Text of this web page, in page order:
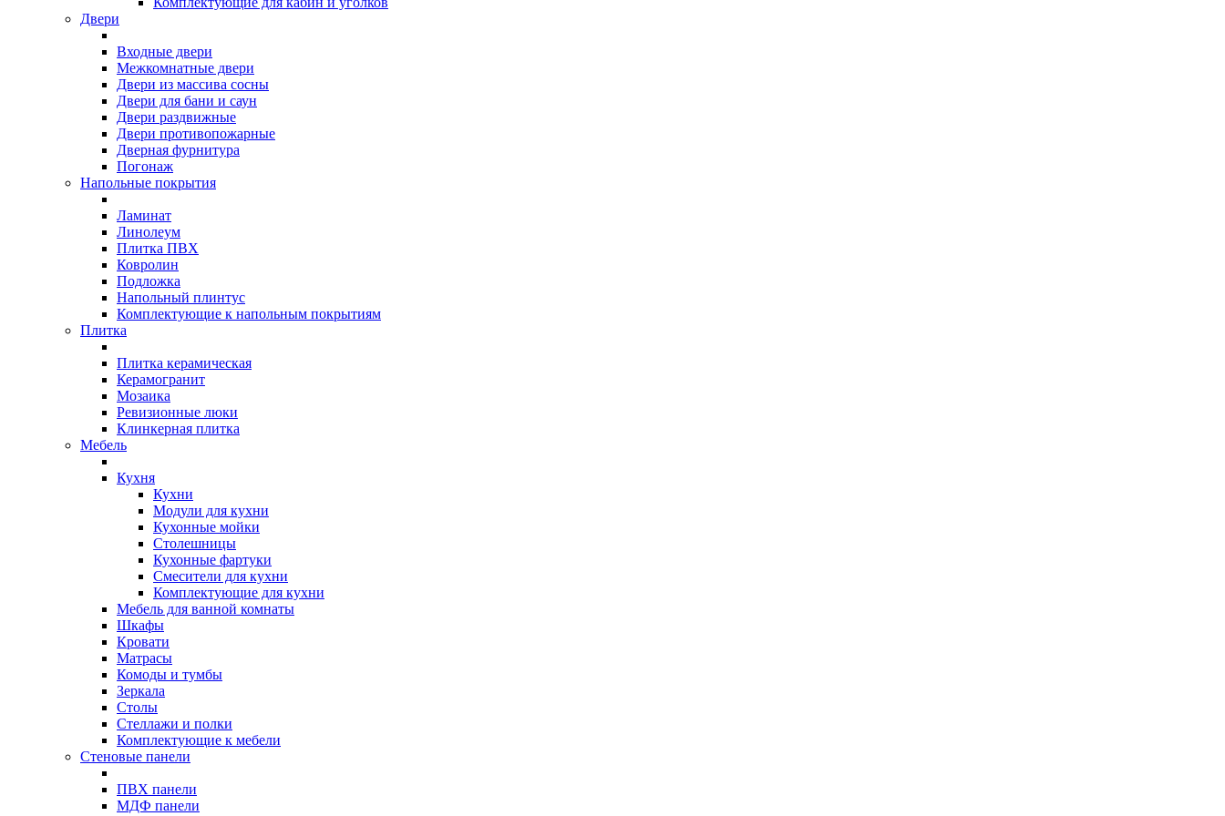
Двери
Входные двери
Межкомнатные двери
Двери из массива сосны
Двери для бани и саун
Двери раздвижные
Двери противопожарные
Дверная фурнитура
Погонаж
Напольные покрытия
Ламинат
Линолеум
Плитка ПВХ
Ковролин
Подложка
Напольный плинтус
Комплектующие к напольным покрытиям
Плитка
Плитка керамическая
Керамогранит
Мозаика
Ревизионные люки
Клинкерная плитка
Мебель
Кухня
Кухни
Модули для кухни
Кухонные мойки
Столешницы
Кухонные фартуки
Смесители для кухни
Комплектующие для кухни
Мебель для ванной комнаты
Шкафы
Кровати
Матрасы
Комоды и тумбы
Зеркала
Столы
Стеллажи и полки
Комплектующие к мебели
Стеновые панели
ПВХ панели
МДФ панели